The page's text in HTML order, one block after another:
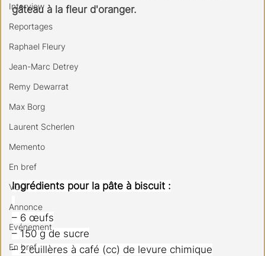
Interview
Reportages
Raphael Fleury
Jean-Marc Detrey
Remy Dewarrat
Max Borg
Laurent Scherlen
Memento
En bref
VOD
Annonce
Evénement
En bref
gâteau à la fleur d'oranger.
Ingrédients pour la pâte à biscuit :
– 6 œufs
– 150 g de sucre
– 2 cuillères à café (cc) de levure chimique